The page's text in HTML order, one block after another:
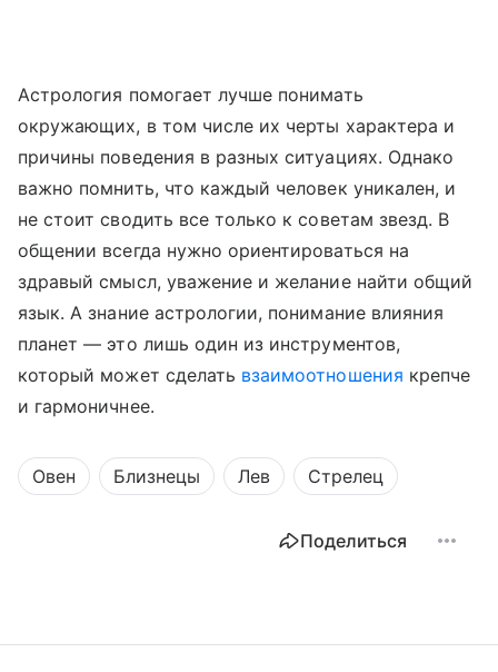
Астрология помогает лучше понимать
окружающих, в том числе их черты характера и
причины поведения в разных ситуациях. Однако
важно помнить, что каждый человек уникален, и
не стоит сводить все только к советам звезд. В
общении всегда нужно ориентироваться на
здравый смысл, уважение и желание найти общий
язык. А знание астрологии, понимание влияния
планет — это лишь один из инструментов,
который может сделать взаимоотношения крепче
и гармоничнее.
Овен Близнецы Лев Стрелец
Поделиться